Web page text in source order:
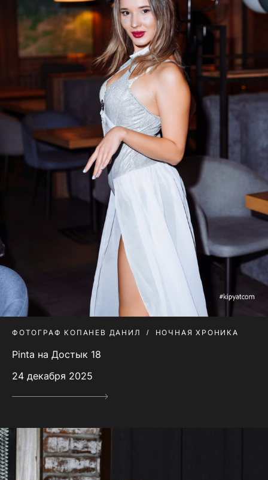
ФОТОГРАФ КОПАНЕВ ДАНИЛ НОЧНАЯ ХРОНИКА
Pinta на Достык 18
24 декабря 2025